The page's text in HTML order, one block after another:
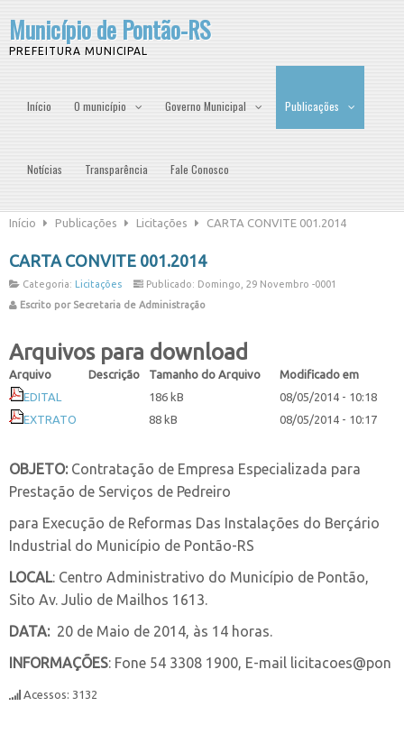
Município de Pontão-RS
PREFEITURA MUNICIPAL
Início O município Governo Municipal Publicações
Notícias Transparência Fale Conosco
Início Publicações Licitações CARTA CONVITE 001.2014
CARTA CONVITE 001.2014
Categoria: Licitações
Publicado: Domingo, 29 Novembro -0001
Escrito por Secretaria de Administração
Arquivos para download
Arquivo Descrição Tamanho do Arquivo
Modificado em
EDITAL
186 kB
08/05/2014 - 10:18
EXTRATO
88 kB 08/05/2014 - 10:17
OBJETO:Contratação de Empresa Especializada para
Prestação de Serviços de Pedreiro
para Execução de Reformas Das Instalações do Berçário
Industrial do Município de Pontão-RS
LOCAL: Centro Administrativo do Município de Pontão,
Sito Av. Julio de Mailhos 1613.
DATA:20 de Maio de 2014, às 14 horas.
INFORMAÇÕES: Fone 54 3308 1900, E-mail licitacoes@pon
Acessos: 3132